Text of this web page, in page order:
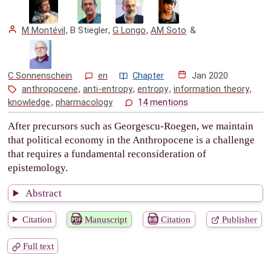
M Montévil , B Stiegler,G Longo,AM Soto &
C Sonnenschein en Chapter
Jan 2020
anthropocene,anti-entropy,entropy, information theory,
knowledge, pharmacology 14 mentions
After precursors such as Georgescu-Roegen, we maintain
that political economy in the Anthropocene is a challenge
that requires a fundamental reconsideration of
epistemology.
Abstract
Citation Manuscript Citation Publisher
Full text